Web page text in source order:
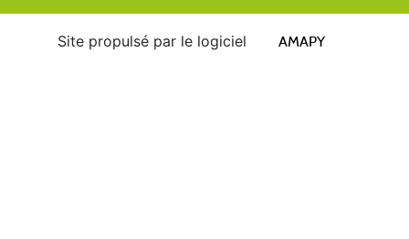
Site propulsé par le logiciel AMAPY